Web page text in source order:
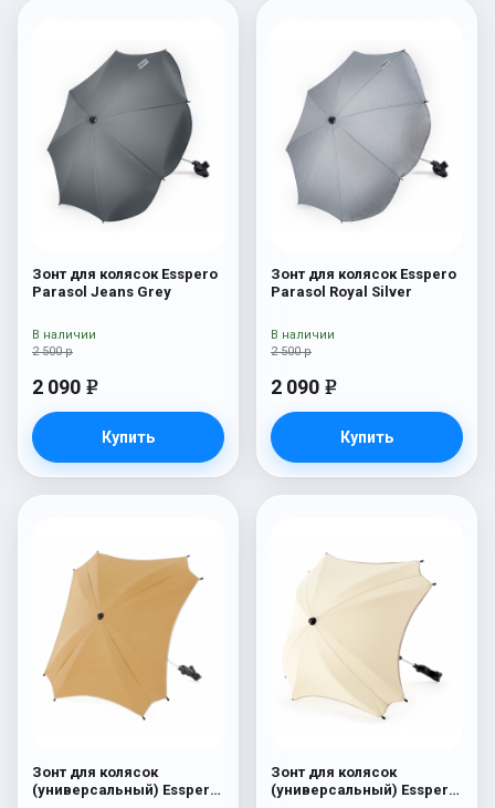
Зонт для колясок Esspero
Parasol Jeans Grey
2 500 р
2 090 e
Купить
В наличии
Зонт для колясок Esspero
Parasol Royal Silver
2 500 р
2 090 e
Купить
В наличии
Зонт для колясок
(универсальный) Esspero
Зонт для колясок
(универсальный) Esspero